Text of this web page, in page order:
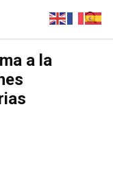
a la